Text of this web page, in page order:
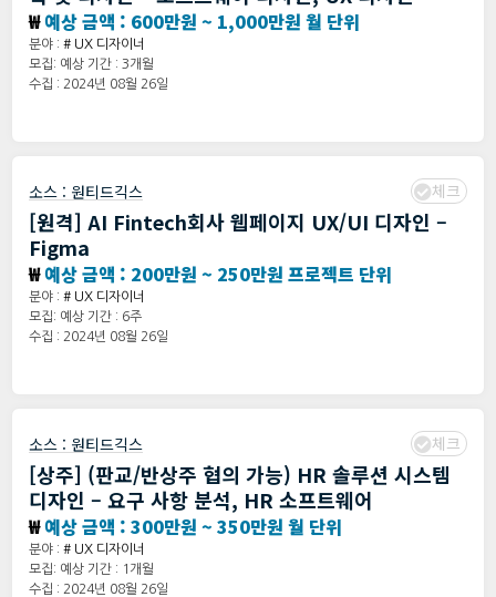
₩예상 금액 : 600만원 ~ 1,000만원 월 단위
분야 : # UX 디자이너
모집: 예상 기간 : 3개월
수집 : 2024년 08월 26일
소스 : 원티드긱스 체크
[원격] AI Fintech회사 웹페이지 UX/UI 디자인 –
Figma
₩예상 금액 : 200만원 ~ 250만원 프로젝트 단위
분야 : # UX 디자이너
모집: 예상 기간 : 6주
수집 : 2024년 08월 26일
소스 : 원티드긱스 체크
[상주] (판교/반상주 협의 가능) HR 솔루션 시스템
디자인 – 요구 사항 분석, HR 소프트웨어
₩예상 금액 : 300만원 ~ 350만원 월 단위
분야 : # UX 디자이너
모집: 예상 기간 : 1개월
수집 : 2024년 08월 26일